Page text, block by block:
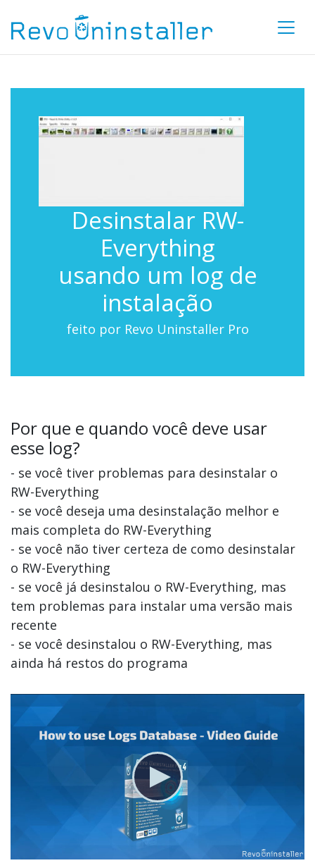
Desinstalar RW-
Everything
usando um log de
instalação
feito por Revo Uninstaller Pro
Por que e quando você deve usar
esse log?
- se você tiver problemas para desinstalar o
RW-Everything
- se você deseja uma desinstalação melhor e
mais completa do RW-Everything
- se você não tiver certeza de como desinstalar
o RW-Everything
- se você já desinstalou o RW-Everything, mas
tem problemas para instalar uma versão mais
recente
- se você desinstalou o RW-Everything, mas
ainda há restos do programa